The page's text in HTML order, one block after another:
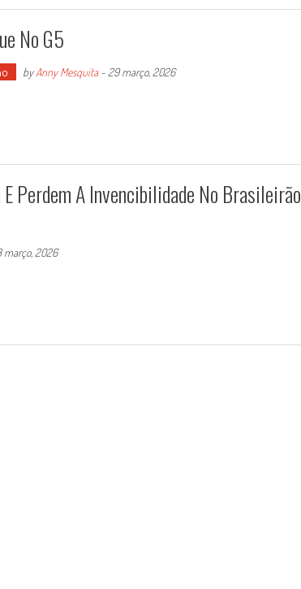
No G5
byAnny Mesquita- 29 março, 2026
Perdem A Invencibilidade No Brasileirão
março, 2026